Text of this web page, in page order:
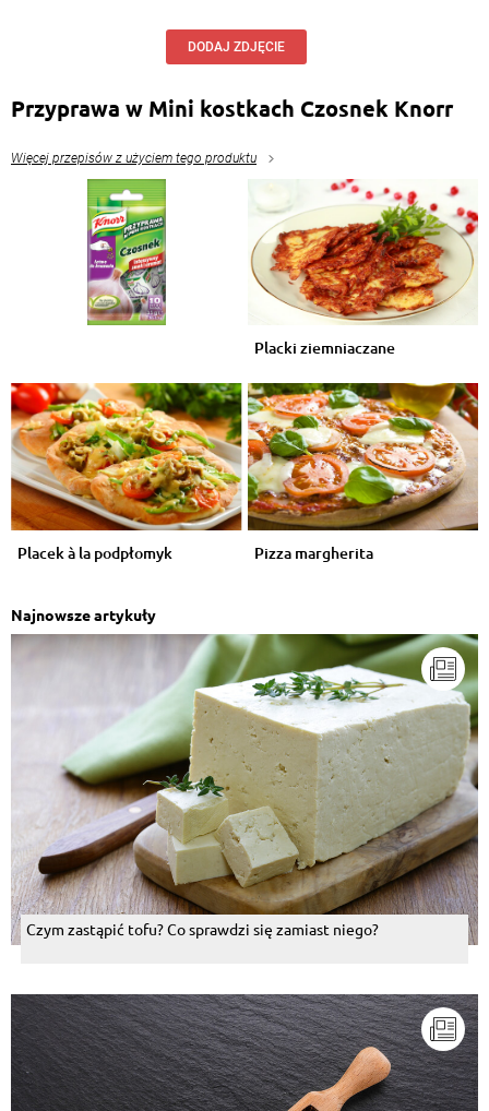
DODAJ ZDJĘCIE
Przyprawa w Mini kostkach Czosnek Knorr
Więcej przepisów z użyciem tego produktu
Placki ziemniaczane
Placek à la podpłomyk Pizza margherita
Najnowsze artykuły
Czym zastąpić tofu? Co sprawdzi się zamiast niego?